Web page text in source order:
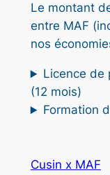
Le montant
entre MAF
nos
Licence de
(12 mois)
Formation
Cusin x MAF